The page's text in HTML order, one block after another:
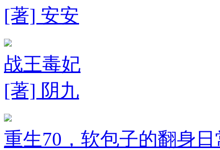
[著] 安安
战王毒妃
[著] 阴九
重生70，软包子的翻身日